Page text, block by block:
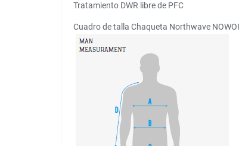
Tratamiento DWR libre de PFC
Cuadro de talla Chaqueta Northwave